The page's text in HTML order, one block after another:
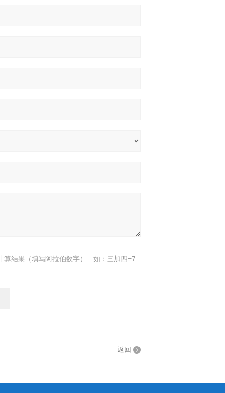
算结果（填写阿拉伯数字），如：三加四=7
返回